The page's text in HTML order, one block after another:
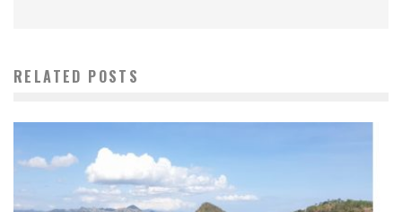
RELATED POSTS